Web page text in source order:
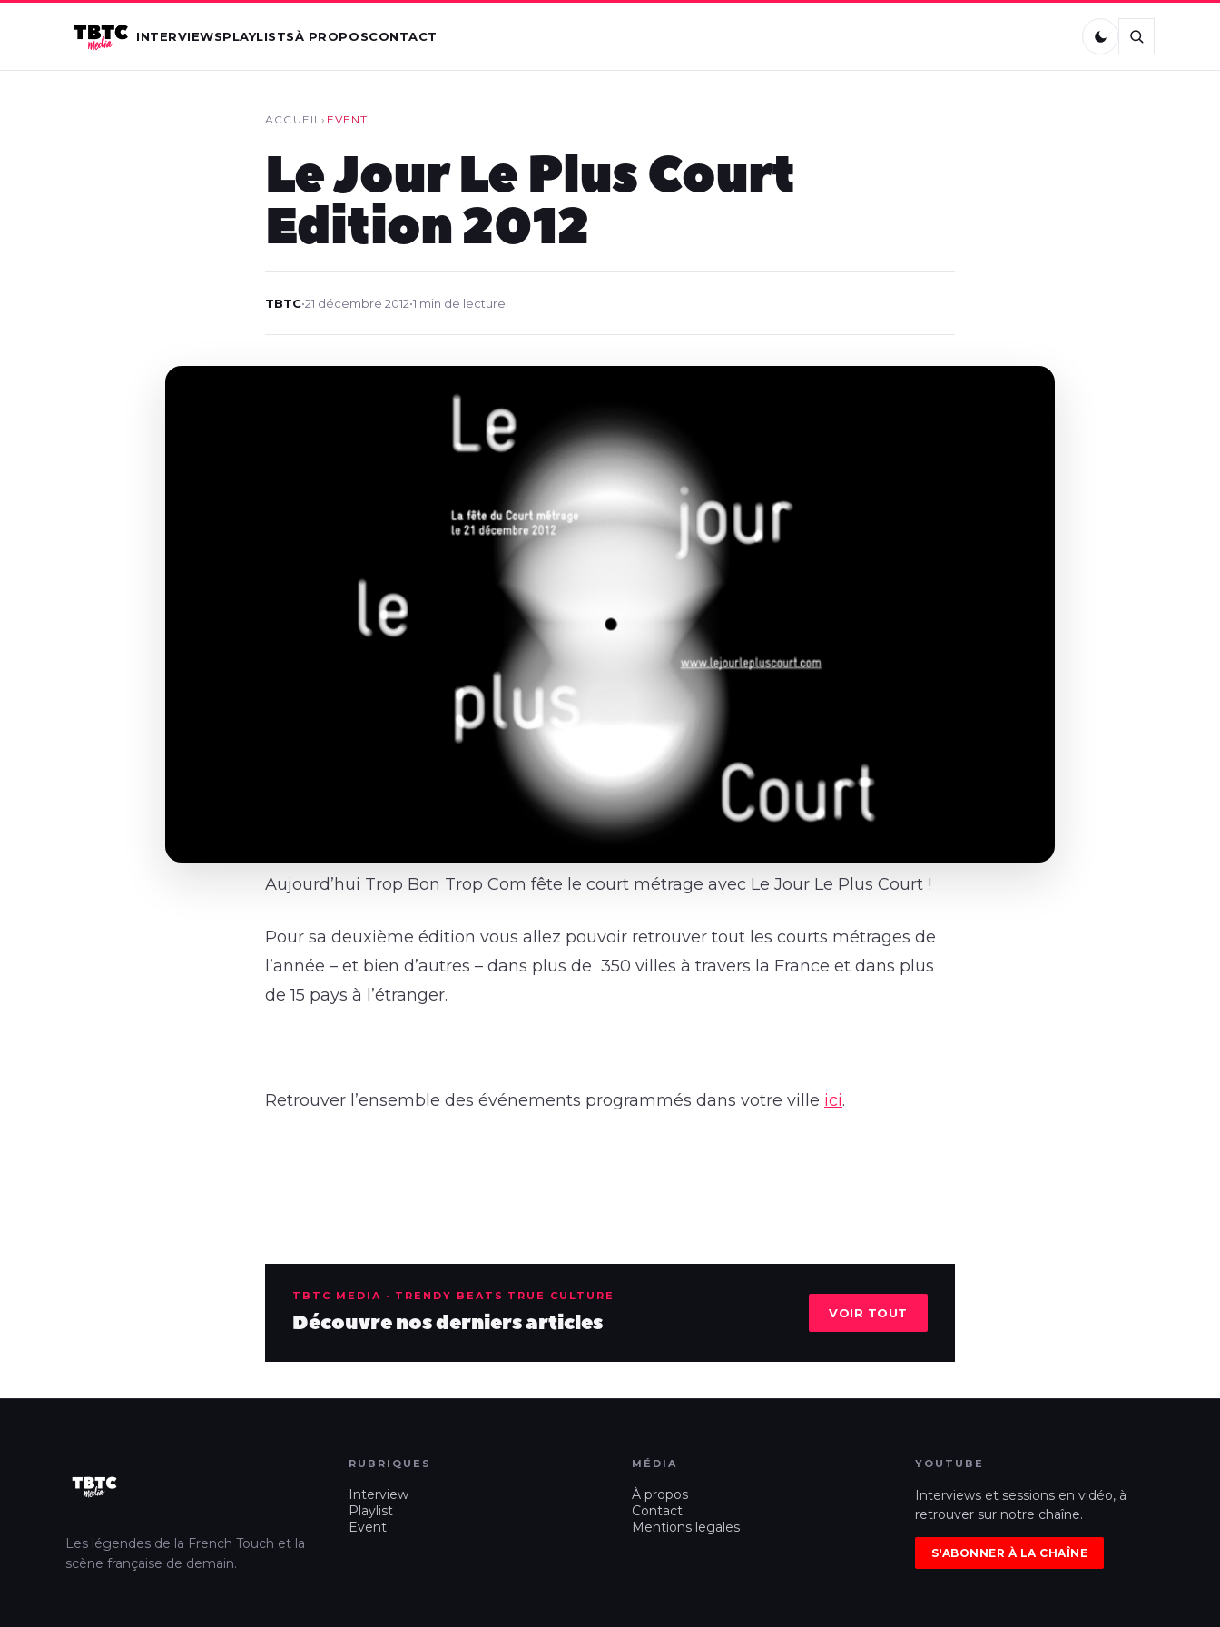
INTERVIEWSPLAYLISTSÀ PROPOSCONTACT
ACCUEIL› EVENT
Le Jour Le Plus Court
Edition 2012
TBTC•21 décembre 2012•1 min de lecture
Aujourd’hui Trop Bon Trop Com fête le court métrage avec Le Jour Le Plus Court !
Pour sa deuxième édition vous allez pouvoir retrouver tout les courts métrages de
l’année – et bien d’autres – dans plus de 350 villes à travers la France et dans plus
de 15 pays à l’étranger.
Retrouver l’ensemble des événements programmés dans votre ville ici.
TBTC MEDIA · TRENDY BEATS TRUE CULTURE
Découvre nos derniers articles VOIR TOUT
Les légendes de la French Touch et la
scène française de demain.
RUBRIQUES
Interview
Playlist
Event
MÉDIA
À propos
Contact
Mentions legales
YOUTUBE
Interviews et sessions en vidéo, à
retrouver sur notre chaîne.
S'ABONNER À LA CHAÎNE